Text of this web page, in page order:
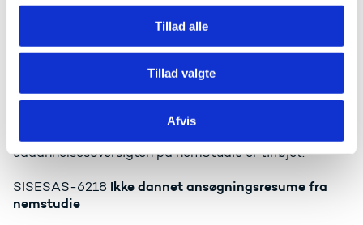
Tillad alle
Tillad valgte
Afvis
være ens
flere tegn i et felt i nemStudie, end det
antal tegn esas understøtter for det
Startdato vises ikke på nemStudie
Manglende datoer i
uddannelsesoversigten på nemStudie er tilføjet.
SISESAS-6218 Ikke dannet ansøgningsresume fra
nemstudie